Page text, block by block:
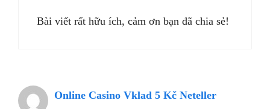
Bài viết rất hữu ích, cảm ơn bạn đã chia sẻ!
Online Casino Vklad 5 Kč Neteller